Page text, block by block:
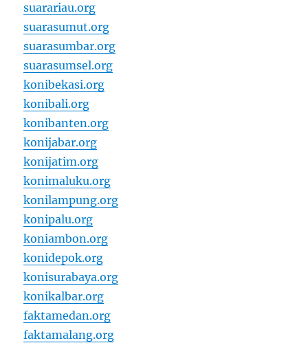
suarariau.org
suarasumut.org
suarasumbar.org
suarasumsel.org
konibekasi.org
konibali.org
konibanten.org
konijabar.org
konijatim.org
konimaluku.org
konilampung.org
konipalu.org
koniambon.org
konidepok.org
konisurabaya.org
konikalbar.org
faktamedan.org
faktamalang.org